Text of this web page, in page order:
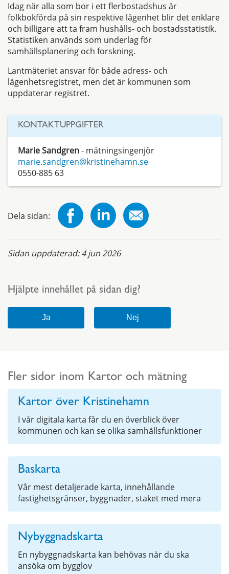
Idag när alla som bor i ett flerbostadshus är
folkbokförda på sin respektive lägenhet blir det enklare
och billigare att ta fram hushålls- och bostadsstatistik.
Statistiken används som underlag för
samhällsplanering och forskning.
Lantmäteriet ansvar för både adress- och
lägenhetsregistret, men det är kommunen som
uppdaterar registret.
KONTAKTUPPGIFTER
Marie Sandgren- mätningsingenjör
marie.sandgren@kristinehamn.se
0550-885 63
Dela sidan:
Sidan uppdaterad:4 jun 2026
Hjälpte innehållet på sidan dig?
Fler sidor inom Kartor och mätning
Kartor över Kristinehamn
I vår digitala karta får du en överblick över
kommunen och kan se olika samhällsfunktioner
Baskarta
Vår mest detaljerade karta, innehållande
fastighetsgränser, byggnader, staket med mera
Nybyggnadskarta
En nybyggnadskarta kan behövas när du ska
ansöka om bygglov